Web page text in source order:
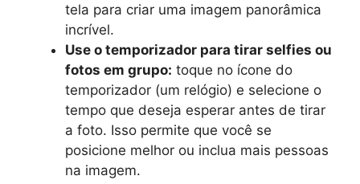
tela para criar uma imagem panorâmica
incrível.
Use o temporizador para tirar selfies ou
fotos em grupo: toque no ícone do
temporizador (um relógio) e selecione o
tempo que deseja esperar antes de tirar
a foto. Isso permite que você se
posicione melhor ou inclua mais pessoas
na imagem.